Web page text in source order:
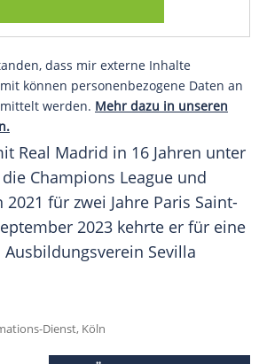
dass mir externe Inhalte
können personenbezogene Daten an
werden. Mehr dazu in unseren
Real Madrid in 16 Jahren unter
Champions League und
für zwei Jahre Paris Saint-
2023 kehrte er für eine
Ausbildungsverein Sevilla
Dienst, Köln